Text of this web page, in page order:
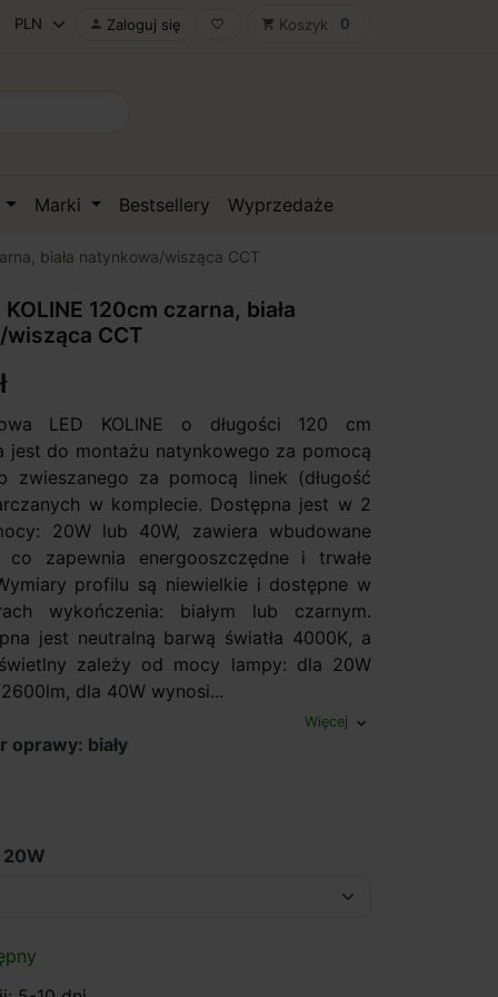
 Zaloguj się favorite_border shopping_cart Koszyk 0
Marki Bestsellery Wyprzedaże
biała natynkowa/wisząca CCT
KOLINE 120cm czarna, biała
CCT
LED KOLINE o długości 120 cm
jest do montażu natynkowego za pomocą
zwieszanego za pomocą linek (długość
w komplecie. Dostępna jest w 2
20W lub 40W, zawiera wbudowane
co zapewnia energooszczędne i trwałe
profilu są niewielkie i dostępne w
wykończenia: białym lub czarnym.
jest neutralną barwą światła 4000K, a
zależy od mocy lampy: dla 20W
dla 40W wynosi...
Więcej expand_more
oprawy: biały